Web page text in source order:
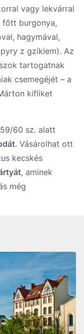
vagy lekvárral
főtt burgonya,
hagymával,
z gzikiem). Az
tartogatnak
csemegéjét – a
kifliket
60 sz. alatt
. Vásárolhat ott
kecskés
, aminek
még